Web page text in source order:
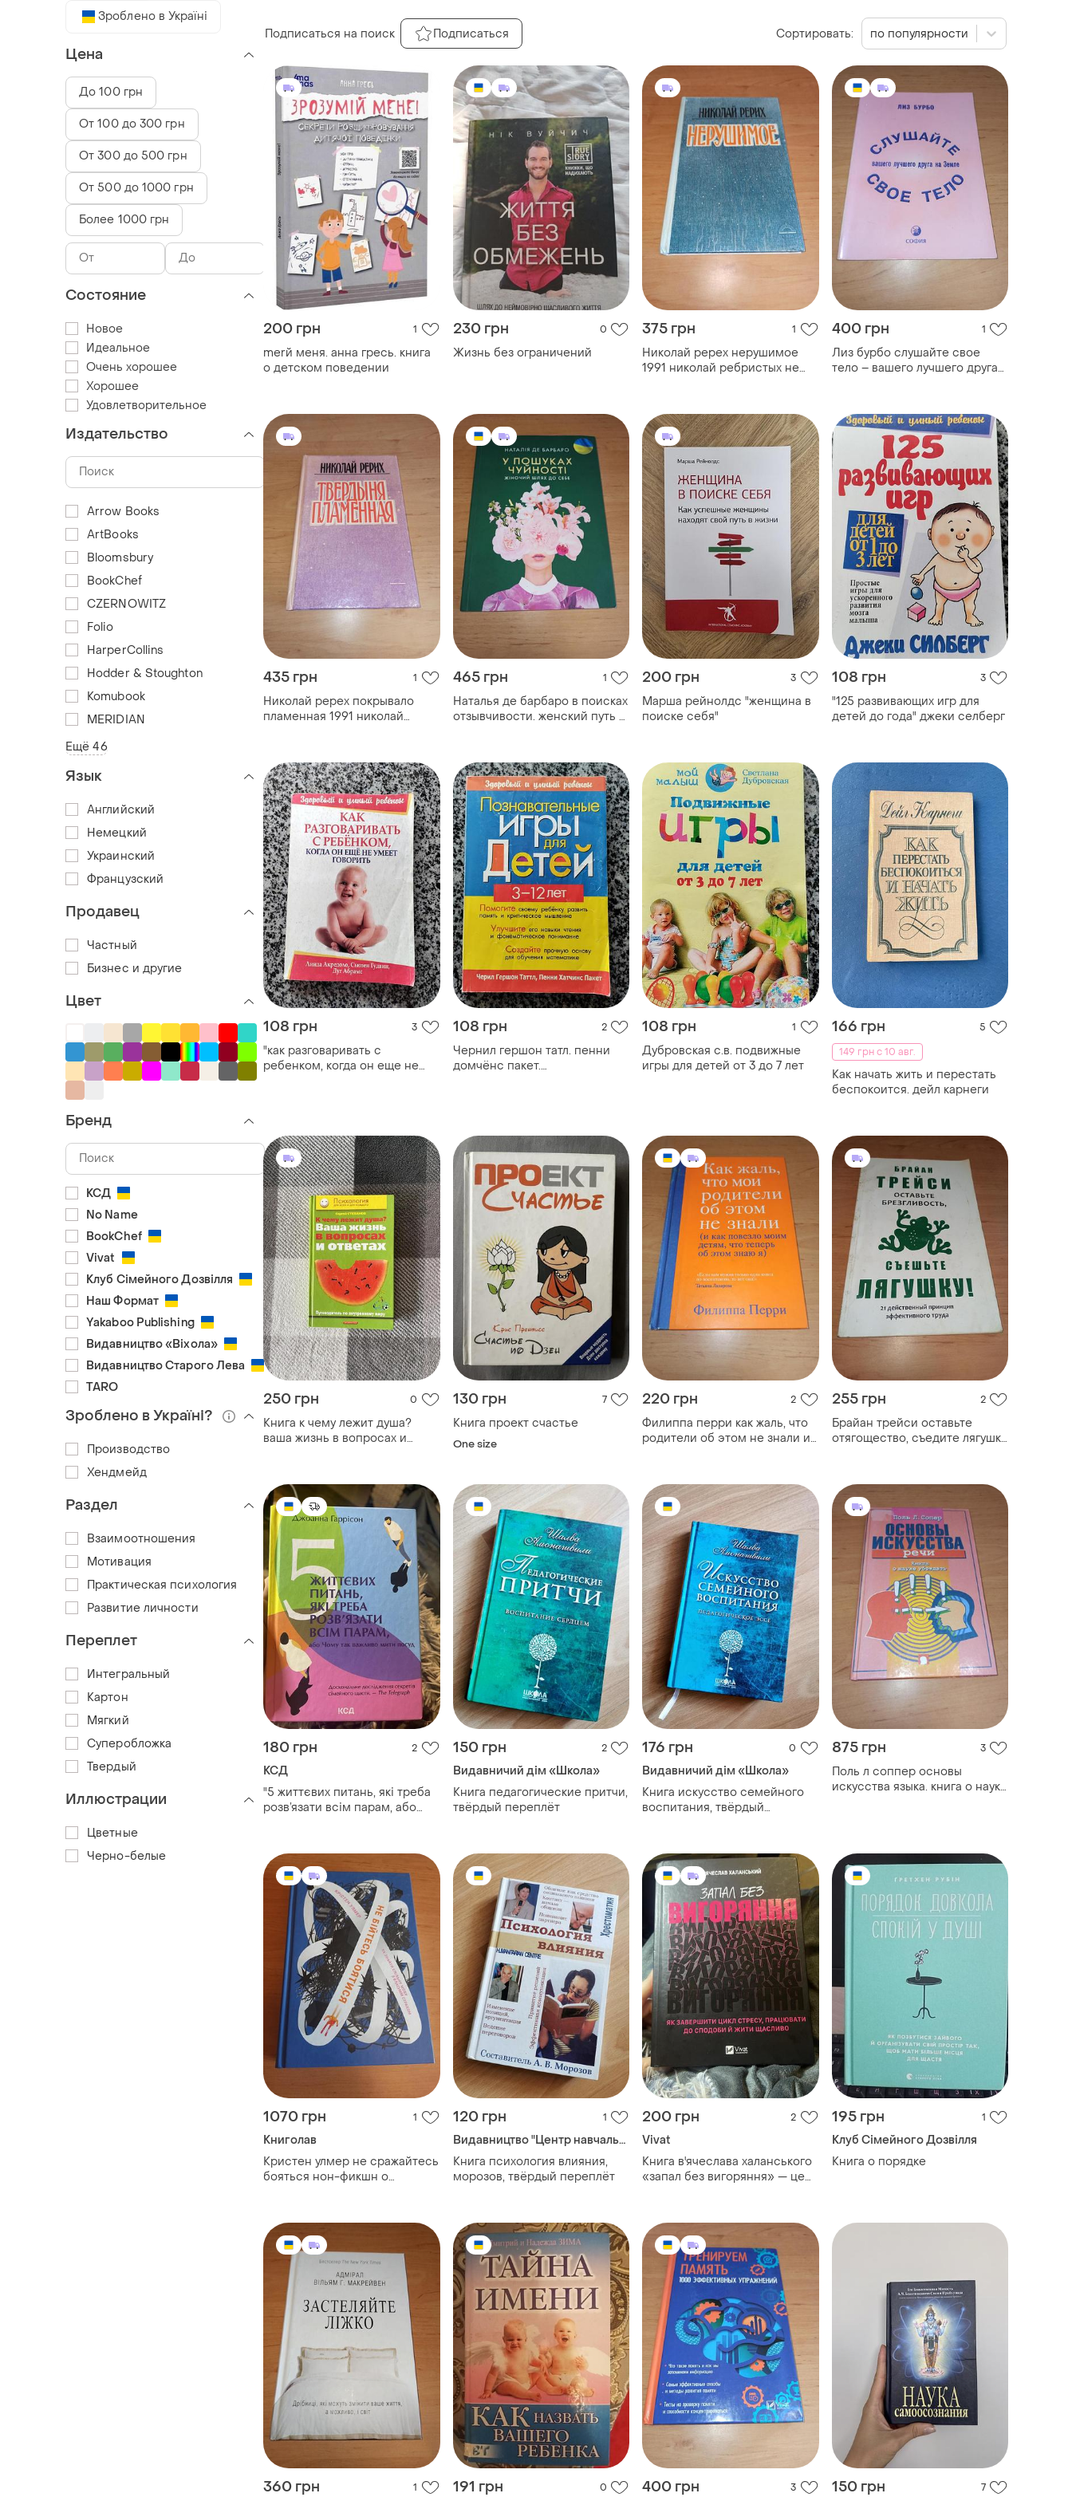
200 грн 1
merй меня. анна гресь. книга
о детском поведении
230 грн 0
Жизнь без ограничений
375 грн 1
Николай ререх нерушимое
1991 николай ребристых не
400 грн 1
Лиз бурбо слушайте свое
тело – вашего лучшего друга
435 грн 1
Николай ререх покрывало
пламенная 1991 николай
465 грн 1
Наталья де барбаро в поисках
отзывчивости. женский путь к
200 грн 3
Марша рейнолдс "женщина в
поиске себя"
108 грн 3
"125 развивающих игр для
детей до года" джеки селберг
108 грн 3
"как разговаривать с
ребенком, когда он еще не
108 грн 2
Чернил гершон татл. пенни
домчёнс пакет.
108 грн 1
Дубровская с.в. подвижные
игры для детей от 3 до 7 лет
166 грн
5
149 грн с 10 авг.
Как начать жить и перестать
беспокоится. дейл карнеги
250 грн 0
Книга к чему лежит душа?
ваша жизнь в вопросах и
130 грн 7
Книга проект счастье
One size
220 грн 2
Филиппа перри как жаль, что
родители об этом не знали и
255 грн 2
Брайан трейси оставьте
отягощество, съедите лягушку
180 грн 2
КСД
"5 життєвих питань, які треба
розв’язати всім парам, або
150 грн 2
Видавничий дім «Школа»
Книга педагогические притчи,
твёрдый переплёт
176 грн 0
Видавничий дім «Школа»
Книга искусство семейного
воспитания, твёрдый
875 грн 3
Поль л соппер основы
искусства языка. книга о науке
1070 грн 1
Книголав
Кристен улмер не сражайтесь
бояться нон-фикшн о
120 грн 1
Видавництво "Центр навчальної літератури"
Книга психология влияния,
морозов, твёрдый переплёт
200 грн 2
Vivat
Книга в'ячеслава халанського
«запал без вигоряння» — це
195 грн 1
Клуб Сімейного Дозвілля
Книга о порядке
360 грн 1 191 грн 0 400 грн 3 150 грн 7
Подписаться на поиск Подписаться Сортировать: по популярности
Зроблено в Україні
Цена
До 100 грн
От 100 до 300 грн
От 300 до 500 грн
От 500 до 1000 грн
Более 1000 грн
Состояние
Новое
Идеальное
Очень хорошее
Хорошее
Удовлетворительное
Издательство
Arrow Books
ArtBooks
Bloomsbury
BookChef
CZERNOWITZ
Folio
HarperCollins
Hodder & Stoughton
Komubook
MERIDIAN
Ещё 46
Язык
Английский
Немецкий
Украинский
Французский
Продавец
Частный
Бизнес и другие
Цвет
Бренд
КСД
No Name
BookChef
Vivat
Клуб Сімейного Дозвілля
Наш Формат
Yakaboo Publishing
Видавництво «Віхола»
Видавництво Старого Лева
TARO
Зроблено в Україні?
Производство
Хендмейд
Раздел
Взаимоотношения
Мотивация
Практическая психология
Развитие личности
Переплет
Интегральный
Картон
Мягкий
Суперобложка
Твердый
Иллюстрации
Цветные
Черно-белые